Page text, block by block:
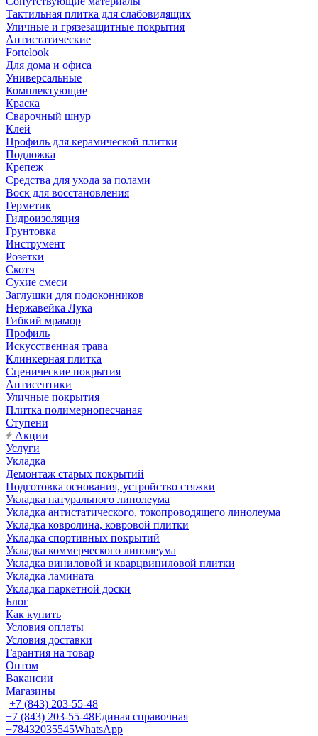
Тактильная плитка для слабовидящих
Уличные и грязезащитные покрытия
Антистатические
Fortelook
Для дома и офиса
Универсальные
Комплектующие
Краска
Сварочный шнур
Клей
Профиль для керамической плитки
Подложка
Крепеж
Средства для ухода за полами
Воск для восстановления
Герметик
Гидроизоляция
Грунтовка
Инструмент
Розетки
Скотч
Сухие смеси
Заглушки для подоконников
Нержавейка Лука
Гибкий мрамор
Профиль
Искусственная трава
Клинкерная плитка
Сценические покрытия
Антисептики
Уличные покрытия
Плитка полимернопесчаная
Ступени
Акции
Услуги
Укладка
Демонтаж старых покрытий
Подготовка основания, устройство стяжки
Укладка натурального линолеума
Укладка антистатического, токопроводящего линолеума
Укладка ковролина, ковровой плитки
Укладка спортивных покрытий
Укладка коммерческого линолеума
Укладка виниловой и кварцвиниловой плитки
Укладка ламината
Укладка паркетной доски
Блог
Как купить
Условия оплаты
Условия доставки
Гарантия на товар
Оптом
Вакансии
Магазины
+7 (843) 203-55-48
+7 (843) 203-55-48Единая справочная
+78432035545WhatsApp